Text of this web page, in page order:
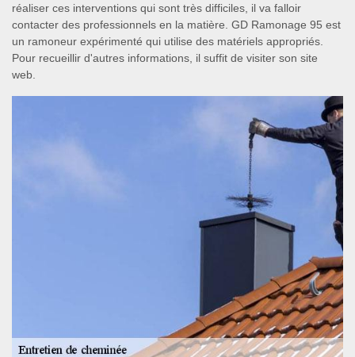
réaliser ces interventions qui sont très difficiles, il va falloir
contacter des professionnels en la matière. GD Ramonage 95 est
un ramoneur expérimenté qui utilise des matériels appropriés.
Pour recueillir d'autres informations, il suffit de visiter son site
web.